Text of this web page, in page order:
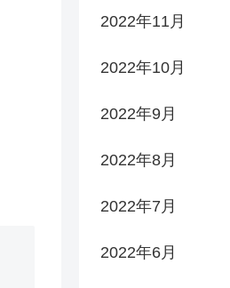
2022年11月
2022年10月
2022年9月
2022年8月
2022年7月
2022年6月